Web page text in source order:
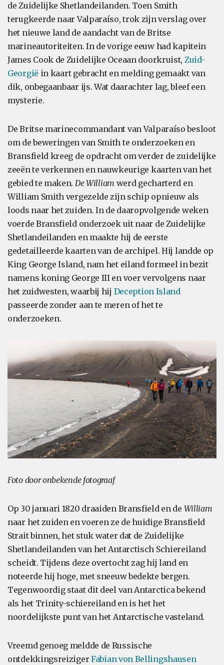
de Zuidelijke Shetlandeilanden. Toen Smith
terugkeerde naar Valparaíso, trok zijn verslag over
het nieuwe land de aandacht van de Britse
marineautoriteiten. In de vorige eeuw had kapitein
James Cook de Zuidelijke Oceaan doorkruist, Zuid-
Georgië in kaart gebracht en melding gemaakt van
dik, onbegaanbaar ijs. Wat daarachter lag, bleef een
mysterie.
De Britse marinecommandant van Valparaíso besloot
om de beweringen van Smith te onderzoeken en
Bransfield kreeg de opdracht om verder de zuidelijke
zeeën te verkennen en nauwkeurige kaarten van het
gebied te maken. De William werd gecharterd en
William Smith vergezelde zijn schip opnieuw als
loods naar het zuiden. In de daaropvolgende weken
voerde Bransfield onderzoek uit naar de Zuidelijke
Shetlandeilanden en maakte hij de eerste
gedetailleerde kaarten van de archipel. Hij landde op
King George Island, nam het eiland formeel in bezit
namens koning George III en voer vervolgens naar
het zuidwesten, waarbij hij Deception Island
passeerde zonder aan te meren of het te
onderzoeken.
Foto door onbekende fotograaf
Op 30 januari 1820 draaiden Bransfield en de William
naar het zuiden en voeren ze de huidige Bransfield
Strait binnen, het stuk water dat de Zuidelijke
Shetlandeilanden van het Antarctisch Schiereiland
scheidt. Tijdens deze overtocht zag hij land en
noteerde hij hoge, met sneeuw bedekte bergen.
Tegenwoordig staat dit deel van Antarctica bekend
als het Trinity-schiereiland en is het het
noordelijkste punt van het Antarctische vasteland.
Vreemd genoeg meldde de Russische
ontdekkingsreiziger Fabian von Bellingshausen